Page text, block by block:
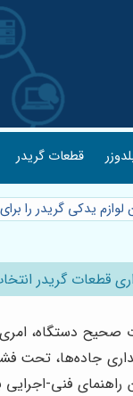
قطعات گریدر
یدکی گریدر را
قطعات گریدر
صحیح دستگاه،
جاده‌ها، تحت
فنی-